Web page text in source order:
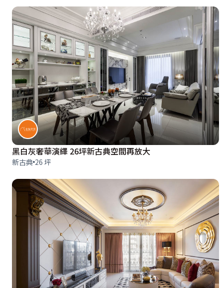
黑白灰奢華演繹 26坪新古典空間再放大
新古典 26 坪